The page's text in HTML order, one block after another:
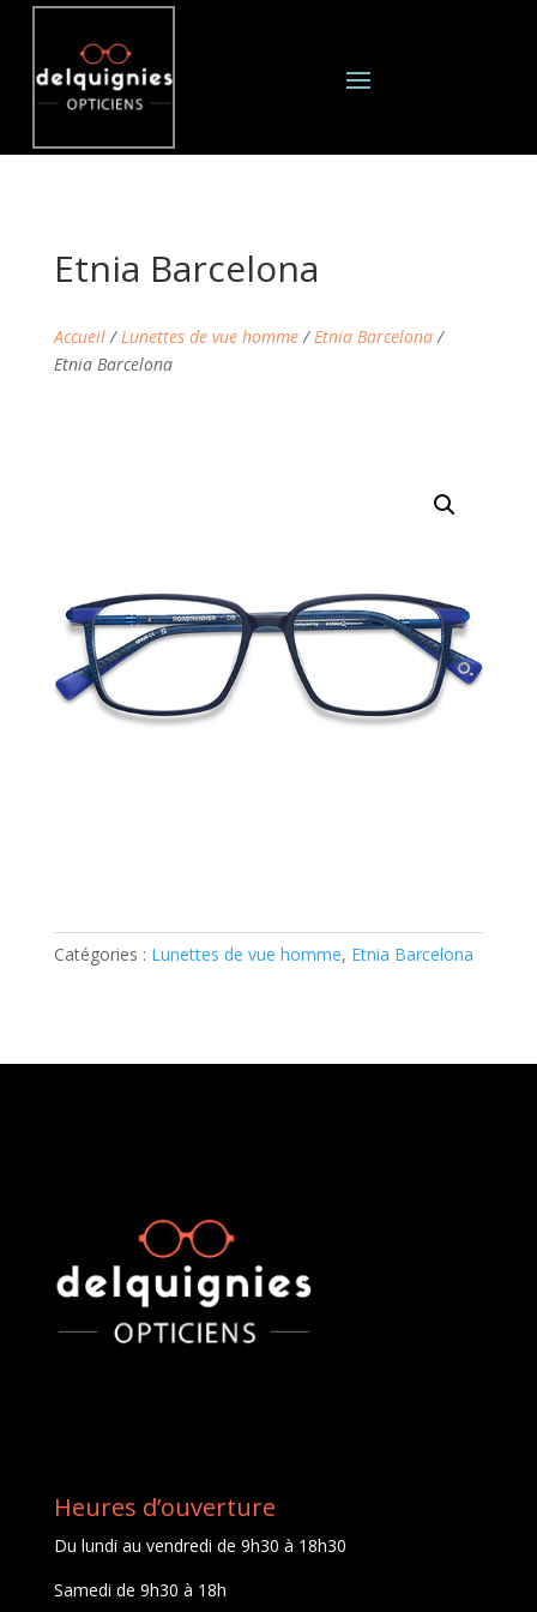
Etnia Barcelona
Accueil/Lunettes de vue homme/Etnia Barcelona/
Etnia Barcelona
Catégories : Lunettes de vue homme, Etnia Barcelona
Heures d’ouverture
Du lundi au vendredi de 9h30 à 18h30
Samedi de 9h30 à 18h